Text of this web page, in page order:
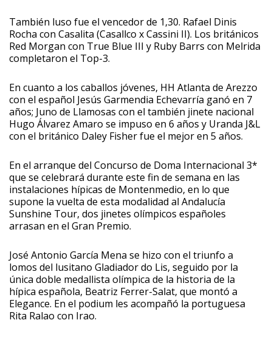
También luso fue el vencedor de 1,30. Rafael Dinis
Rocha con Casalita (Casallco x Cassini II). Los británicos
Red Morgan con True Blue III y Ruby Barrs con Melrida
completaron el Top-3.
En cuanto a los caballos jóvenes, HH Atlanta de Arezzo
con el español Jesús Garmendia Echevarría ganó en 7
años; Juno de Llamosas con el también jinete nacional
Hugo Álvarez Amaro se impuso en 6 años y Uranda J&L
con el británico Daley Fisher fue el mejor en 5 años.
En el arranque del Concurso de Doma Internacional 3*
que se celebrará durante este fin de semana en las
instalaciones hípicas de Montenmedio, en lo que
supone la vuelta de esta modalidad al Andalucía
Sunshine Tour, dos jinetes olímpicos españoles
arrasan en el Gran Premio.
José Antonio García Mena se hizo con el triunfo a
lomos del lusitano Gladiador do Lis, seguido por la
única doble medallista olímpica de la historia de la
hípica española, Beatriz Ferrer-Salat, que montó a
Elegance. En el podium les acompañó la portuguesa
Rita Ralao con Irao.